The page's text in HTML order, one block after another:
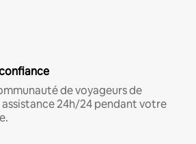
de voyageurs de
24h/24 pendant votre